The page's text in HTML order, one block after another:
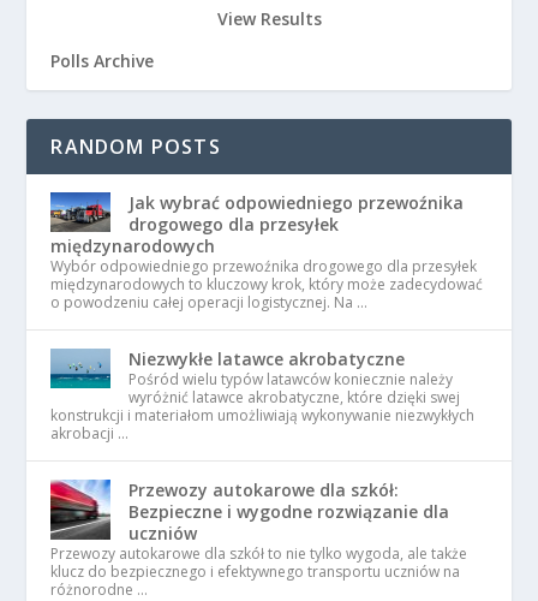
View Results
Polls Archive
RANDOM POSTS
Jak wybrać odpowiedniego przewoźnika
drogowego dla przesyłek
międzynarodowych
Wybór odpowiedniego przewoźnika drogowego dla przesyłek
międzynarodowych to kluczowy krok, który może zadecydować
o powodzeniu całej operacji logistycznej. Na …
Niezwykłe latawce akrobatyczne
Pośród wielu typów latawców koniecznie należy
wyróżnić latawce akrobatyczne, które dzięki swej
konstrukcji i materiałom umożliwiają wykonywanie niezwykłych
akrobacji …
Przewozy autokarowe dla szkół:
Bezpieczne i wygodne rozwiązanie dla
uczniów
Przewozy autokarowe dla szkół to nie tylko wygoda, ale także
klucz do bezpiecznego i efektywnego transportu uczniów na
różnorodne …